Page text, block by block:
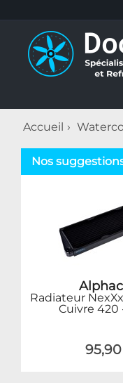
Accueil
Nos
Radiateur
Cuivre 420